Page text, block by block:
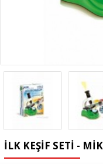
İLK KEŞIF SETI -